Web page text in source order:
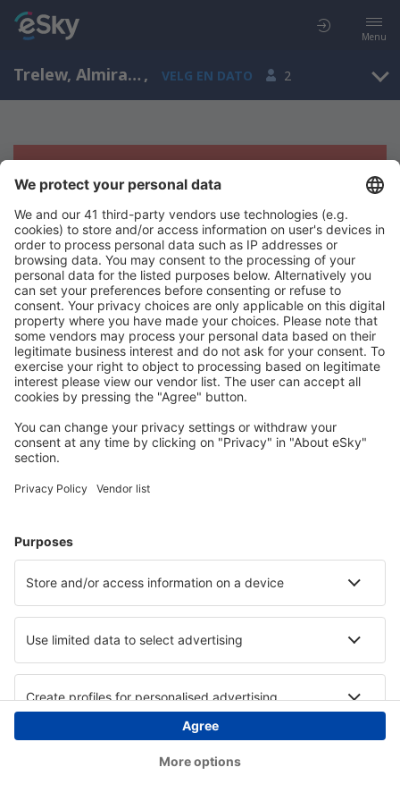
Menu
Trelew, Almirante Marcos A. Zar, Chubut, Argentina (REL) , VELG EN DATO 2
Beklager, søket ga ingen resultater
Prøv å søk etter andre kriterier
Copyright © eSkyTravel.no. Alle rettigheter forbeholdt.